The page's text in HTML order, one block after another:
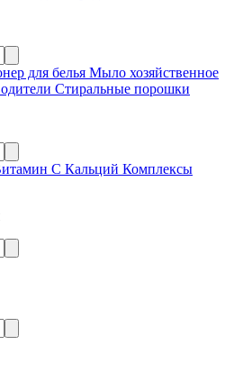
для белья Мыло хозяйственное
Стиральные порошки
С Кальций Комплексы